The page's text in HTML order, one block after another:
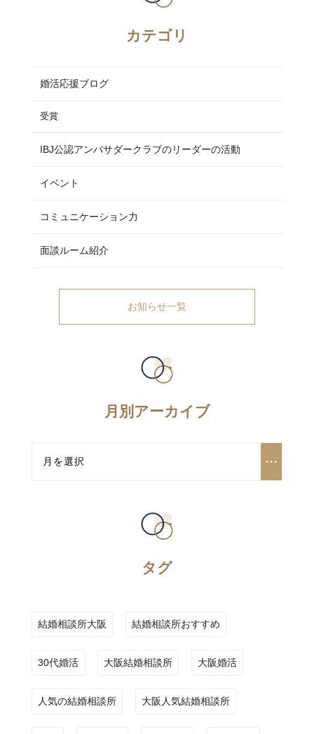
カテゴリ
婚活応援ブログ
受賞
IBJ公認アンバサダークラブのリーダーの活動
イベント
コミュニケーション力
面談ルーム紹介
お知らせ一覧
月別アーカイブ
タグ
結婚相談所大阪 結婚相談所おすすめ
30代婚活 大阪結婚相談所 大阪婚活
人気の結婚相談所 大阪人気結婚相談所